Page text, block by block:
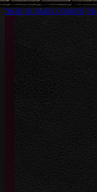
Skip to main content